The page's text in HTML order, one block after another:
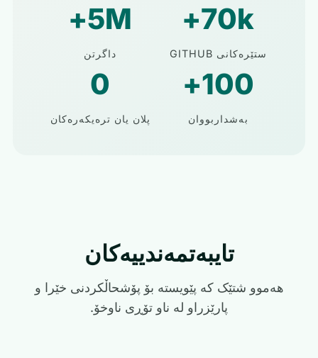
70k+
ستێرەکانی GITHUB
5M+
داگرتن
100+
بەشداربووان
0
پلان یان ترەیکەرەکان
تایبەتمەندییەکان
هەموو شتێک کە پێویستە بۆ پۆشحاڵکردنی خێرا و
پارێزراو لە ناو تۆڕی ناوخۆ.